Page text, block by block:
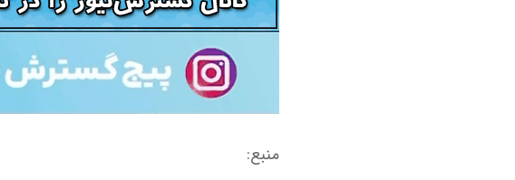
منبع: